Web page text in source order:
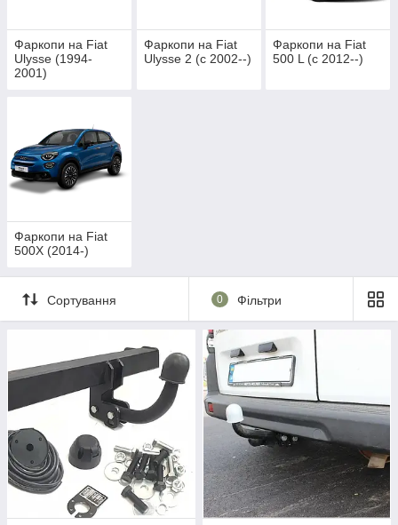
Фаркопи на Fiat
Ulysse (1994-
2001)
Фаркопи на Fiat
Ulysse 2 (c 2002--)
Фаркопи на Fiat
500 L (c 2012--)
Фаркопи на Fiat
500X (2014-)
Сортування 0 Фільтри